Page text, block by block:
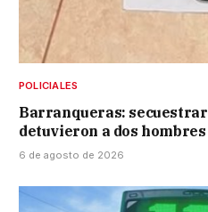
POLICIALES
Barranqueras:
detuvieron a dos hombres
6 de agosto de 2026